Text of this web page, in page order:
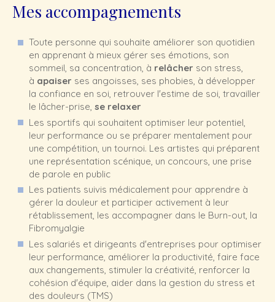
Mes accompagnements
Toute personne qui souhaite améliorer son quotidien
en apprenant à mieux gérer ses émotions, son
sommeil, sa concentration, à relâcher son stress,
à apaiser ses angoisses, ses phobies, à développer
la confiance en soi, retrouver l'estime de soi, travailler
le lâcher-prise, se relaxer
Les sportifs qui souhaitent optimiser leur potentiel,
leur performance ou se préparer mentalement pour
une compétition, un tournoi. Les artistes qui préparent
une représentation scénique, un concours, une prise
de parole en public
Les patients suivis médicalement pour apprendre à
gérer la douleur et participer activement à leur
rétablissement, les accompagner dans le Burn-out, la
Fibromyalgie
Les salariés et dirigeants d'entreprises pour optimiser
leur performance, améliorer la productivité, faire face
aux changements, stimuler la créativité, renforcer la
cohésion d'équipe, aider dans la gestion du stress et
des douleurs (TMS)